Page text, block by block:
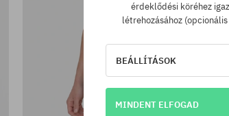
érdeklődési köréhez
létrehozásához
BEÁLLÍTÁSOK
MINDENT ELFOGAD